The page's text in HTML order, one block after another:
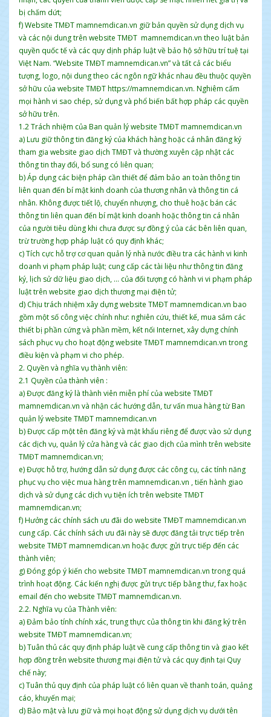
bị chấm dứt;
f) Website TMĐT mamnemdican.vn giữ bản quyền sử dụng dịch vụ
và các nội dung trên website TMĐT mamnemdican.vn theo luật bản
quyền quốc tế và các quy dịnh pháp luật về bảo hộ sở hữu trí tuệ tại
Việt Nam. “Website TMĐT mamnemdican.vn” và tất cả các biểu
tượng, logo, nội dung theo các ngôn ngữ khác nhau đều thuộc quyền
sở hữu của website TMĐT https://mamnemdican.vn. Nghiêm cấm
mọi hành vi sao chép, sử dụng và phổ biến bất hợp pháp các quyền
sở hữu trên.
1.2 Trách nhiệm của Ban quản lý website TMĐT mamnemdican.vn
a) Lưu giữ thông tin đăng ký của khách hàng hoặc cá nhân đăng ký
tham gia website giao dịch TMĐT và thường xuyên cập nhật các
thông tin thay đổi, bổ sung có liên quan;
b) Áp dụng các biện pháp cần thiết để đảm bảo an toàn thông tin
liên quan đến bí mật kinh doanh của thương nhân và thông tin cá
nhân. Không được tiết lộ, chuyển nhượng, cho thuê hoặc bán các
thông tin liên quan đến bí mật kinh doanh hoặc thông tin cá nhân
của người tiêu dùng khi chưa được sự đồng ý của các bên liên quan,
trừ trường hợp pháp luật có quy định khác;
c) Tích cực hỗ trợ cơ quan quản lý nhà nước điều tra các hành vi kinh
doanh vi phạm pháp luật; cung cấp các tài liệu như thông tin đăng
ký, lịch sử dữ liệu giao dịch, … của đối tượng có hành vi vi phạm pháp
luật trên website giao dịch thương mại điện tử;
d) Chịu trách nhiệm xây dựng website TMĐT mamnemdican.vn bao
gồm một số công việc chính như: nghiên cứu, thiết kế, mua sắm các
thiết bị phần cứng và phần mềm, kết nối Internet, xây dựng chính
sách phục vụ cho hoạt động website TMĐT mamnemdican.vn trong
điều kiện và phạm vi cho phép.
2. Quyền và nghĩa vụ thành viên:
2.1 Quyền của thành viên :
a) Được đăng ký là thành viên miễn phí của website TMĐT
mamnemdican.vn và nhận các hướng dẫn, tư vấn mua hàng từ Ban
quản lý website TMĐT mamnemdican.vn
b) Được cấp một tên đăng ký và mật khẩu riêng để được vào sử dụng
các dịch vụ, quản lý cửa hàng và các giao dịch của mình trên website
TMĐT mamnemdican.vn;
e) Được hỗ trợ, hướng dẫn sử dụng được các công cụ, các tính năng
phục vụ cho việc mua hàng trên mamnemdican.vn , tiến hành giao
dịch và sử dụng các dịch vụ tiện ích trên website TMĐT
mamnemdican.vn;
f) Hưởng các chính sách ưu đãi do website TMĐT mamnemdican.vn
cung cấp. Các chính sách ưu đãi này sẽ được đăng tải trực tiếp trên
website TMĐT mamnemdican.vn hoặc được gửi trực tiếp đến các
thành viên;
g) Đóng góp ý kiến cho website TMĐT mamnemdican.vn trong quá
trình hoạt động. Các kiến nghị được gửi trực tiếp bằng thư, fax hoặc
email đến cho website TMĐT mamnemdican.vn.
2.2. Nghĩa vụ của Thành viên:
a) Đảm bảo tính chính xác, trung thực của thông tin khi đăng ký trên
website TMĐT mamnemdican.vn;
b) Tuân thủ các quy định pháp luật về cung cấp thông tin và giao kết
hợp đồng trên website thương mại điện tử và các quy định tại Quy
chế này;
c) Tuân thủ quy định của pháp luật có liên quan về thanh toán, quảng
cáo, khuyến mại;
d) Bảo mật và lưu giữ và mọi hoạt động sử dụng dịch vụ dưới tên